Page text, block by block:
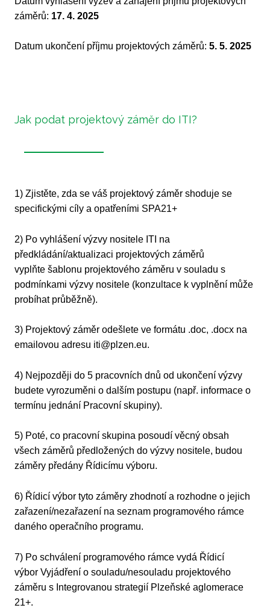
záměrů: 17. 4. 2025
Datum ukončení příjmu projektových záměrů: 5. 5. 2025
Jak podat projektový záměr do ITI?
1) Zjistěte, zda se váš projektový záměr shoduje se
specifickými cíly a opatřeními SPA21+
2) Po vyhlášení výzvy nositele ITI na
předkládání/aktualizaci projektových záměrů
vyplňte šablonu projektového záměru v souladu s
podmínkami výzvy nositele (konzultace k vyplnění může
probíhat průběžně).
3) Projektový záměr odešlete ve formátu .doc, .docx na
emailovou adresu iti@plzen.eu.
4) Nejpozději do 5 pracovních dnů od ukončení výzvy
budete vyrozuměni o dalším postupu (např. informace o
termínu jednání Pracovní skupiny).
5) Poté, co pracovní skupina posoudí věcný obsah
všech záměrů předložených do výzvy nositele, budou
záměry předány Řídicímu výboru.
6) Řídicí výbor tyto záměry zhodnotí a rozhodne o jejich
zařazení/nezařazení na seznam programového rámce
daného operačního programu.
7) Po schválení programového rámce vydá Řídicí
výbor Vyjádření o souladu/nesouladu projektového
záměru s Integrovanou strategií Plzeňské aglomerace
21+.